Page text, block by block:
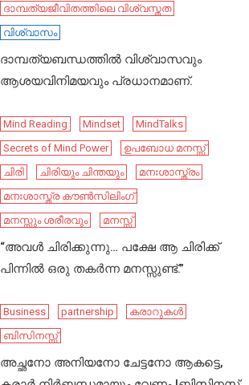
ദാമ്പത്യജീവിതത്തിലെ വിശ്വസ്തത
വിശ്വാസം
ദാമ്പത്യബന്ധത്തിൽ വിശ്വാസവും
ആശയവിനിമയവും പ്രധാനമാണ്.
Mind Reading Mindset
MindTalks
Secrets of Mind Power
ഉപബോധ മനസ്സ്
ചിരി
ചിരിയും ചിന്തയും
മനഃശാസ്ത്രം
മനഃശാസ്ത്ര കൗൺസിലിംഗ്
മനസ്സും ശരീരവും
മനസ്സ്
“അവൾ ചിരിക്കുന്നു… പക്ഷേ ആ ചിരിക്ക്
പിന്നിൽ ഒരു തകർന്ന മനസ്സുണ്ട്.”
Business partnership
കരാറുകൾ
ബിസിനസ്സ്
അച്ഛനോ അനിയനോ ചേട്ടനോ ആകട്ടെ,